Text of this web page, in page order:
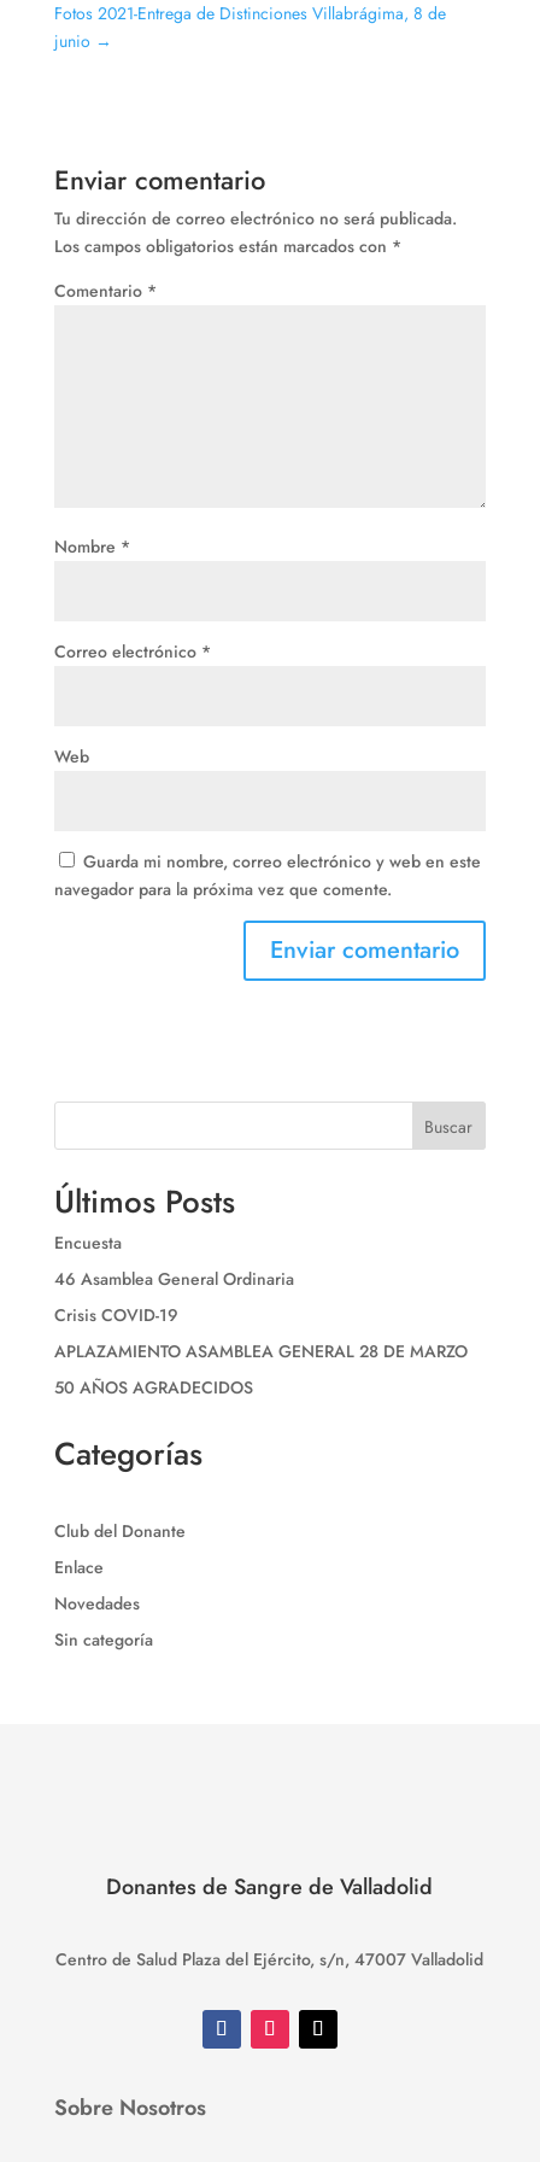
Fotos 2021-Entrega de Distinciones Villabrágima, 8 de
junio →
Enviar comentario
Tu dirección de correo electrónico no será publicada.
Los campos obligatorios están marcados con *
Comentario *
Nombre *
Correo electrónico *
Web
Guarda mi nombre, correo electrónico y web en este
navegador para la próxima vez que comente.
Buscar
Últimos Posts
Encuesta
46 Asamblea General Ordinaria
Crisis COVID-19
APLAZAMIENTO ASAMBLEA GENERAL 28 DE MARZO
50 AÑOS AGRADECIDOS
Categorías
Club del Donante
Enlace
Novedades
Sin categoría
Donantes de Sangre de Valladolid
Centro de Salud Plaza del Ejército, s/n, 47007 Valladolid
Sobre Nosotros